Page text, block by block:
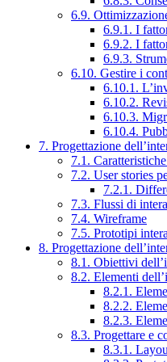
6.9.
6.9.1. I
6.9.2. I
6.9.3.
6.10. Gestire i
6.10.1.
6.10.2.
6.10.3.
6.10.4.
7. Progettazione
7.1.
7.2. User stories
7.2.1.
7.3. Flussi di
7.4. Wireframe
7.5. Prototipi
8. Progettazione
8.1. Obiettivi
8.2. Elementi
8.2.1.
8.2.2.
8.2.3.
8.3. Progettare e
8.3.1.